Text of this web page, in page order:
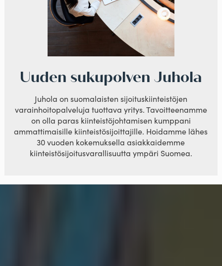
Uuden sukupolven Juhola
Juhola on suomalaisten sijoituskiinteistöjen
varainhoitopalveluja tuottava yritys. Tavoitteenamme
on olla paras kiinteistöjohtamisen kumppani
ammattimaisille kiinteistösijoittajille. Hoidamme lähes
30 vuoden kokemuksella asiakkaidemme
kiinteistösijoitusvarallisuutta ympäri Suomea.